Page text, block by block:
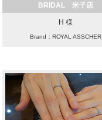
BRIDAL 米子店
H 様
Brand：ROYAL ASSCHER